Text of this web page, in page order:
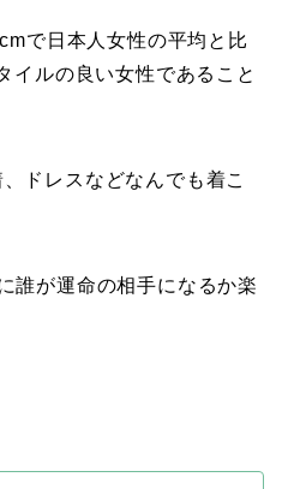
で日本人女性の平均と比
イルの良い女性であること
ドレスなどなんでも着こ
誰が運命の相手になるか楽